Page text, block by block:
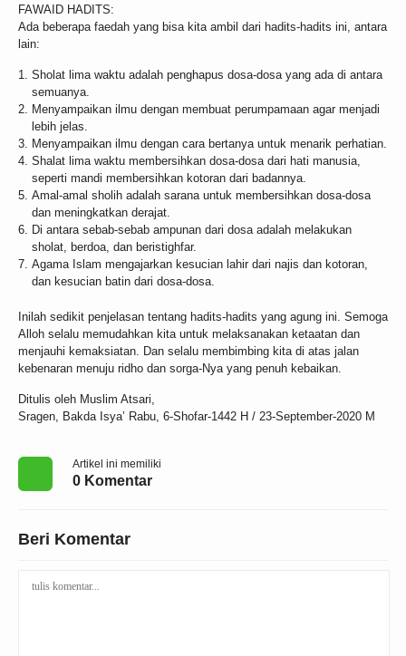
FAWAID HADITS:
Ada beberapa faedah yang bisa kita ambil dari hadits-hadits ini, antara
lain:
Sholat lima waktu adalah penghapus dosa-dosa yang ada di antara
semuanya.
Menyampaikan ilmu dengan membuat perumpamaan agar menjadi
lebih jelas.
Menyampaikan ilmu dengan cara bertanya untuk menarik perhatian.
Shalat lima waktu membersihkan dosa-dosa dari hati manusia,
seperti mandi membersihkan kotoran dari badannya.
Amal-amal sholih adalah sarana untuk membersihkan dosa-dosa
dan meningkatkan derajat.
Di antara sebab-sebab ampunan dari dosa adalah melakukan
sholat, berdoa, dan beristighfar.
Agama Islam mengajarkan kesucian lahir dari najis dan kotoran,
dan kesucian batin dari dosa-dosa.
Inilah sedikit penjelasan tentang hadits-hadits yang agung ini. Semoga
Alloh selalu memudahkan kita untuk melaksanakan ketaatan dan
menjauhi kemaksiatan. Dan selalu membimbing kita di atas jalan
kebenaran menuju ridho dan sorga-Nya yang penuh kebaikan.
Ditulis oleh Muslim Atsari,
Sragen, Bakda Isya’ Rabu, 6-Shofar-1442 H / 23-September-2020 M
Artikel ini memiliki
0 Komentar
Beri Komentar